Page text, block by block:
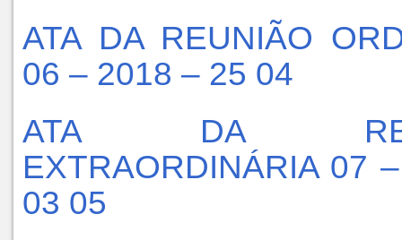
ATA DA REUNIÃO
06 – 2018 – 25 04
ATA DA
EXTRAORDINÁRIA 07
03 05